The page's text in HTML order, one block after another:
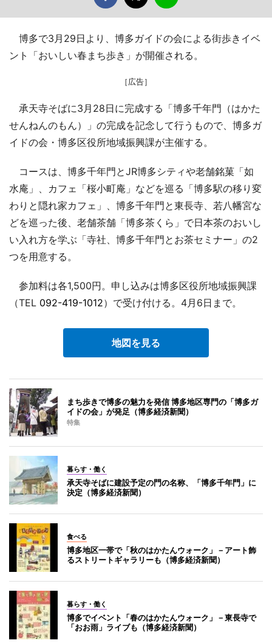
博多で3月29日より、博多ガイドの会による街歩きイベ
ント「おいしい春まち歩き」が開催される。
［広告］
承天寺そばに3月28日に完成する「博多千年門（はかた
せんねんのもん）」の完成を記念して行うもので、博多ガ
イドの会・博多区役所地域振興課が主催する。
コースは、博多千年門とJR博多シティや老舗銘菓「如
水庵」、カフェ「桜小町庵」などを巡る「博多駅の移り変
わりと隠れ家カフェ」、博多千年門と東長寺、若八幡宮な
どを巡った後、老舗茶舗「博多茶くら」で日本茶のおいし
い入れ方を学ぶ「寺社、博多千年門とお茶セミナー」の2
つを用意する。
参加料は各1,500円。申し込みは博多区役所地域振興課
（TEL 092-419-1012）で受け付ける。4月6日まで。
地図を見る
まち歩きで博多の魅力を発信 博多地区専門の「博多ガ
イドの会」が発足（博多経済新聞）
特集
暮らす・働く
承天寺そばに建設予定の門の名称、「博多千年門」に
決定（博多経済新聞）
食べる
博多地区一帯で「秋のはかたんウォーク」－アート飾
るストリートギャラリーも（博多経済新聞）
暮らす・働く
博多でイベント「春のはかたんウォーク」－東長寺で
「おお雨」ライブも（博多経済新聞）